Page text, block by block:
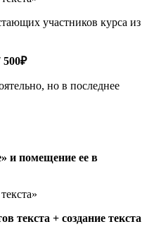
участников курса из
500₽
но в последнее
и помещение ее в
текста + создание текста